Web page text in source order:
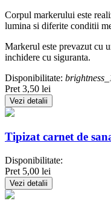
Corpul markerului este
lumina si diferite conditii
Markerul este prevazut cu
inchidere cu siguranta.
Disponibilitate:
Pret 3,50 lei
Vezi detalii
Tipizat carnet de
Disponibilitate:
Pret 5,00 lei
Vezi detalii